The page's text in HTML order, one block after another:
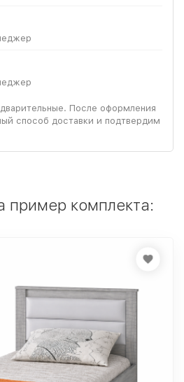
После оформления
способ доставки и подтвердим
пример комплекта: